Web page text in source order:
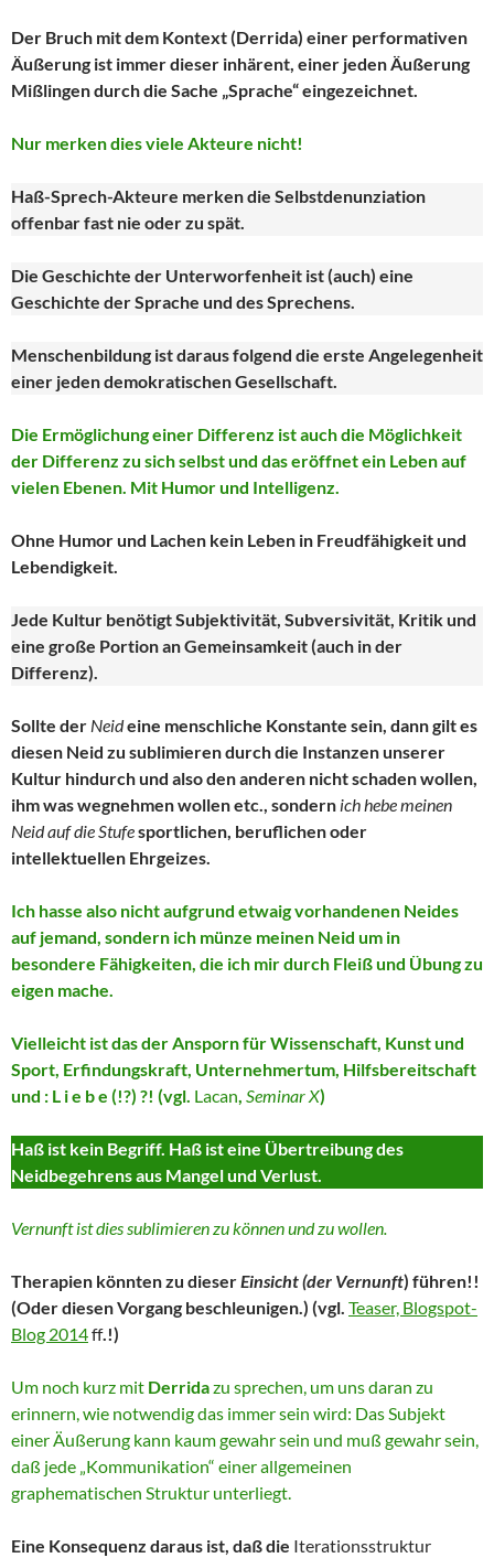
Der Bruch mit dem Kontext (Derrida) einer performativen
Äußerung ist immer dieser inhärent, einer jeden Äußerung
Mißlingen durch die Sache „Sprache“ eingezeichnet.
Nur merken dies viele Akteure nicht!
Haß-Sprech-Akteure merken die Selbstdenunziation
offenbar fast nie oder zu spät.
Die Geschichte der Unterworfenheit ist (auch) eine
Geschichte der Sprache und des Sprechens.
Menschenbildung ist daraus folgend die erste Angelegenheit
einer jeden demokratischen Gesellschaft.
Die Ermöglichung einer Differenz ist auch die Möglichkeit
der Differenz zu sich selbst und das eröffnet ein Leben auf
vielen Ebenen. Mit Humor und Intelligenz.
Ohne Humor und Lachen kein Leben in Freudfähigkeit und
Lebendigkeit.
Jede Kultur benötigt Subjektivität, Subversivität, Kritik und
eine große Portion an Gemeinsamkeit (auch in der
Differenz).
Sollte der Neideine menschliche Konstante sein, dann gilt es
diesen Neid zu sublimieren durch die Instanzen unserer
Kultur hindurch und also den anderen nicht schaden wollen,
ihm was wegnehmen wollen etc., sondern ich hebe meinen
Neid auf die Stufesportlichen, beruflichen oder
intellektuellen Ehrgeizes.
Ich hasse also nicht aufgrund etwaig vorhandenen Neides
auf jemand, sondern ich münze meinen Neid um in
besondere Fähigkeiten, die ich mir durch Fleiß und Übung zu
eigen mache.
Vielleicht ist das der Ansporn für Wissenschaft, Kunst und
Sport, Erfindungskraft, Unternehmertum, Hilfsbereitschaft
und : L i e b e (!?) ?! (vgl. Lacan, Seminar X)
Haß ist kein Begriff. Haß ist eine Übertreibung des
Neidbegehrens aus Mangel und Verlust.
Vernunft ist dies sublimieren zu können und zu wollen.
Therapien könnten zu dieserEinsicht (der Vernunft) führen!!
(Oder diesen Vorgang beschleunigen.) (vgl. Teaser, Blogspot-
Blog 2014ff.!)
Um noch kurz mit Derridazu sprechen, um uns daran zu
erinnern, wie notwendig das immer sein wird: Das Subjekt
einer Äußerung kann kaum gewahr sein und muß gewahr sein,
daß jede „Kommunikation“ einer allgemeinen
graphematischen Struktur unterliegt.
Eine Konsequenz daraus ist, daß die Iterationsstruktur